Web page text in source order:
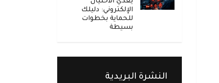
الإلكتروني: دليلك
للحماية بخطوات
بسيطة
النشرة البريدية